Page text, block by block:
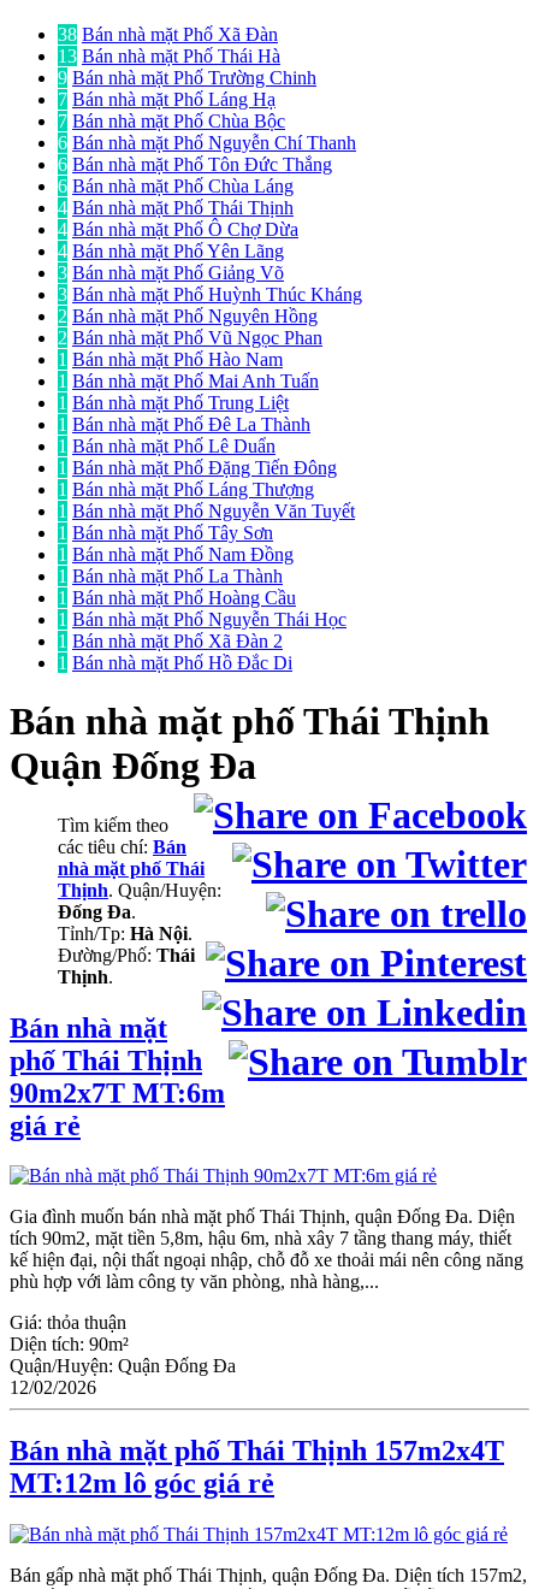
38 Bán nhà mặt Phố Xã Đàn
13 Bán nhà mặt Phố Thái Hà
9 Bán nhà mặt Phố Trường Chinh
7 Bán nhà mặt Phố Láng Hạ
7 Bán nhà mặt Phố Chùa Bộc
6 Bán nhà mặt Phố Nguyễn Chí Thanh
6 Bán nhà mặt Phố Tôn Đức Thắng
6 Bán nhà mặt Phố Chùa Láng
4 Bán nhà mặt Phố Thái Thịnh
4 Bán nhà mặt Phố Ô Chợ Dừa
4 Bán nhà mặt Phố Yên Lãng
3 Bán nhà mặt Phố Giảng Võ
3 Bán nhà mặt Phố Huỳnh Thúc Kháng
2 Bán nhà mặt Phố Nguyên Hồng
2 Bán nhà mặt Phố Vũ Ngọc Phan
1 Bán nhà mặt Phố Hào Nam
1 Bán nhà mặt Phố Mai Anh Tuấn
1 Bán nhà mặt Phố Trung Liệt
1 Bán nhà mặt Phố Đê La Thành
1 Bán nhà mặt Phố Lê Duẩn
1 Bán nhà mặt Phố Đặng Tiến Đông
1 Bán nhà mặt Phố Láng Thượng
1 Bán nhà mặt Phố Nguyễn Văn Tuyết
1 Bán nhà mặt Phố Tây Sơn
1 Bán nhà mặt Phố Nam Đồng
1 Bán nhà mặt Phố La Thành
1 Bán nhà mặt Phố Hoàng Cầu
1 Bán nhà mặt Phố Nguyễn Thái Học
1 Bán nhà mặt Phố Xã Đàn 2
1 Bán nhà mặt Phố Hồ Đắc Di
Bán nhà mặt phốThái Thịnh
Quận Đống Đa
Tìm kiếm theo
các tiêu chí: Bán
nhà mặt phố Thái
Thịnh. Quận/Huyện:
Đống Đa.
Tỉnh/Tp: Hà Nội.
Đường/Phố: Thái
Thịnh.
Bán nhà mặt
phố Thái Thịnh
90m2x7T MT:6m
giá rẻ
Gia đình muốn bán nhà mặt phố Thái Thịnh, quận Đống Đa. Diện
tích 90m2, mặt tiền 5,8m, hậu 6m, nhà xây 7 tầng thang máy, thiết
kế hiện đại, nội thất ngoại nhập, chỗ đỗ xe thoải mái nên công năng
phù hợp với làm công ty văn phòng, nhà hàng,...
Giá: thỏa thuận
Diện tích: 90m²
Quận/Huyện: Quận Đống Đa
12/02/2026
Bán nhà mặt phố Thái Thịnh 157m2x4T
MT:12m lô góc giá rẻ
Bán gấp nhà mặt phố Thái Thịnh, quận Đống Đa. Diện tích 157m2,